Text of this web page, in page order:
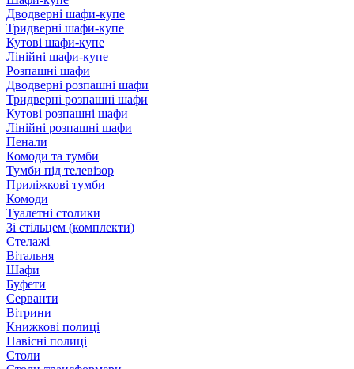
Дводверні шафи-купе
Тридверні шафи-купе
Кутові шафи-купе
Лінійні шафи-купе
Розпашні шафи
Дводверні розпашні шафи
Тридверні розпашні шафи
Кутові розпашні шафи
Лінійні розпашні шафи
Пенали
Комоди та тумби
Тумби під телевізор
Приліжкові тумби
Комоди
Туалетні столики
Зі стільцем (комплекти)
Стелажі
Вітальня
Шафи
Буфети
Серванти
Вітрини
Книжкові полиці
Навісні полиці
Столи